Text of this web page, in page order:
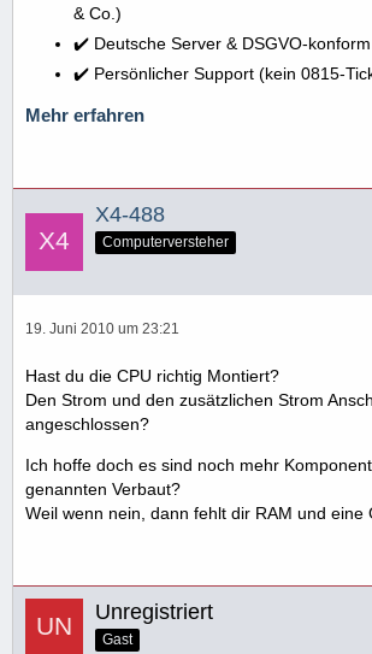
& Co.)
✔️ Deutsche Server & DSGVO-konform
✔️ Persönlicher Support (kein 0815-
Mehr erfahren
X4-488
Computerversteher
19. Juni 2010 um 23:21
Hast du die CPU richtig Montiert?
Den Strom und den zusätzlichen Strom
angeschlossen?
Ich hoffe doch es sind noch mehr
genannten Verbaut?
Weil wenn nein, dann fehlt dir RAM und eine
Unregistriert
Gast